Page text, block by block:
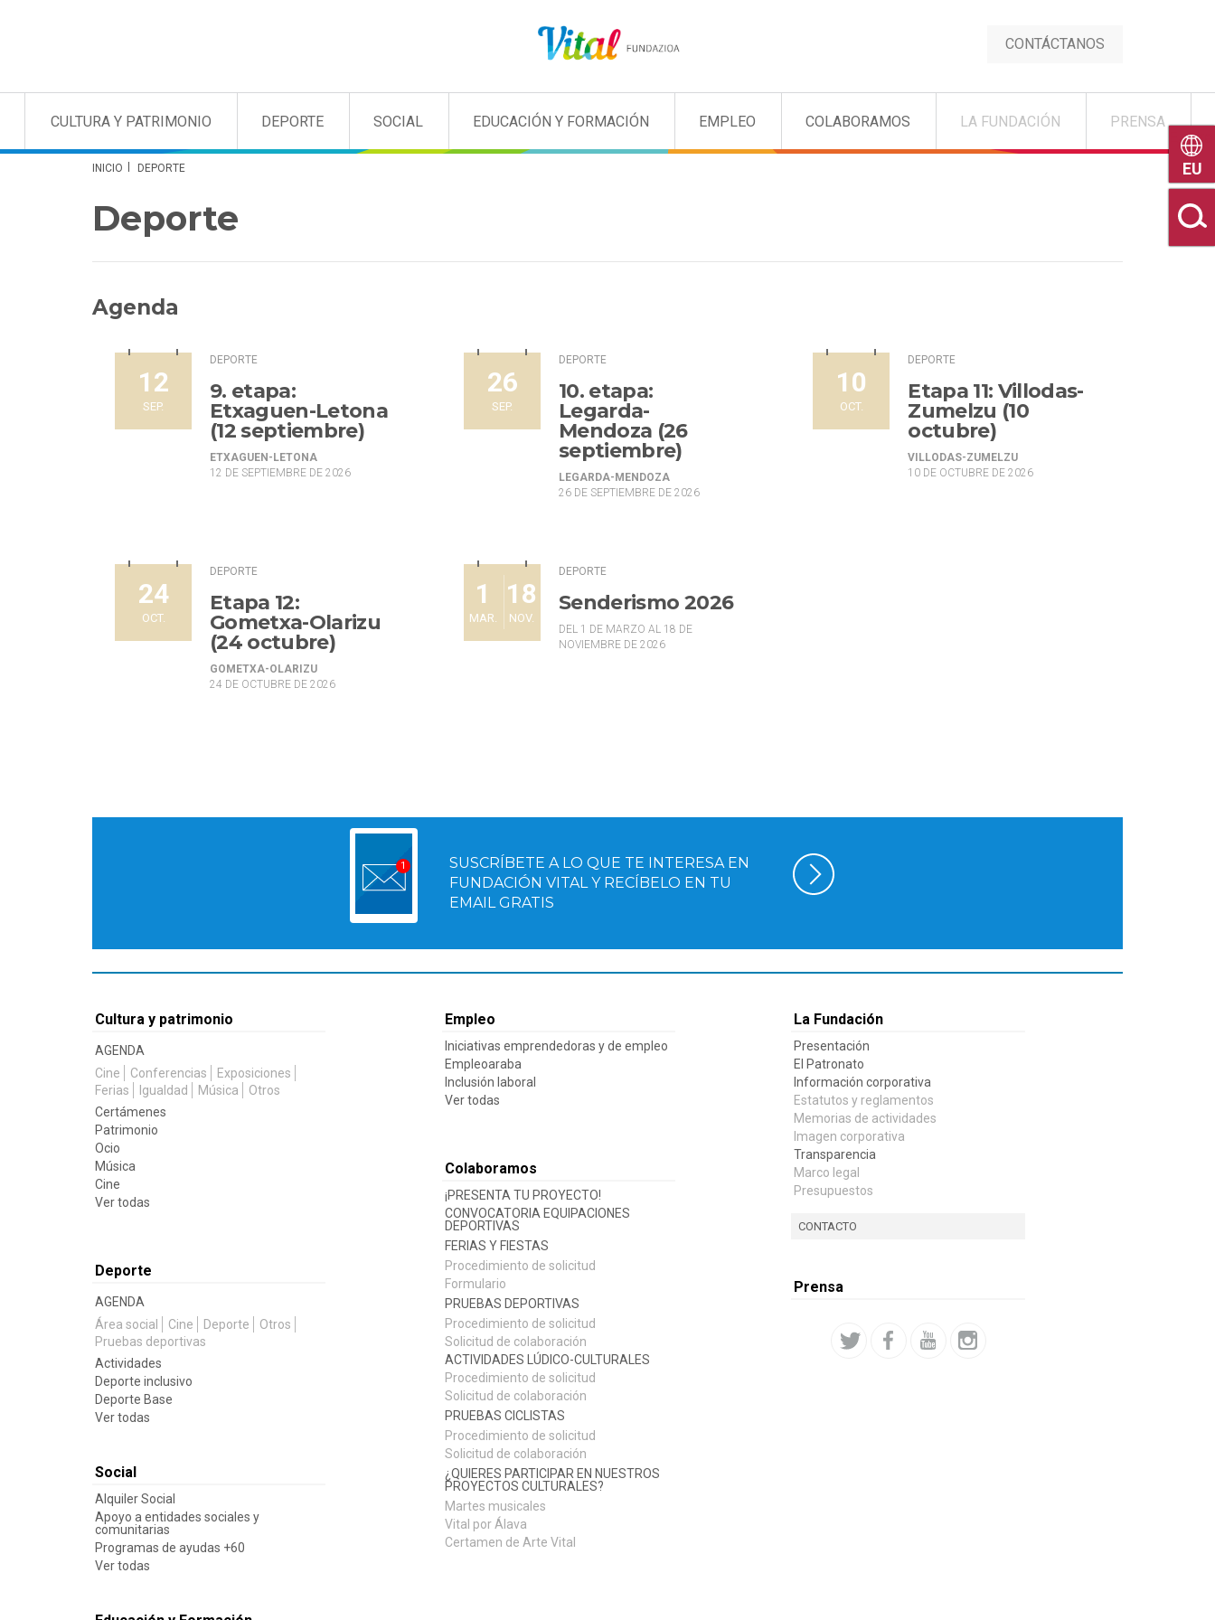
CONTÁCTANOS
CULTURA Y PATRIMONIO DEPORTE SOCIAL EDUCACIÓN Y FORMACIÓN EMPLEO COLABORAMOS LA FUNDACIÓN PRENSA
INICIO DEPORTE
Deporte
Agenda
12
SEP.
DEPORTE
9. etapa:
Etxaguen-Letona
(12 septiembre)
ETXAGUEN-LETONA
12 DE SEPTIEMBRE DE 2026
26
SEP.
DEPORTE
10. etapa:
Legarda-
Mendoza (26
septiembre)
LEGARDA-MENDOZA
26 DE SEPTIEMBRE DE 2026
10
OCT.
DEPORTE
Etapa 11: Villodas-
Zumelzu (10
octubre)
VILLODAS-ZUMELZU
10 DE OCTUBRE DE 2026
24
OCT.
DEPORTE
Etapa 12:
Gometxa-Olarizu
(24 octubre)
GOMETXA-OLARIZU
24 DE OCTUBRE DE 2026
1
MAR.
18
NOV.
DEPORTE
Senderismo 2026
DEL 1 DE MARZO AL 18 DE
NOVIEMBRE DE 2026
SUSCRÍBETE A LO QUE TE INTERESA EN
FUNDACIÓN VITAL Y RECÍBELO EN TU
EMAIL GRATIS
Cultura y patrimonio
AGENDA
Cine
Conferencias
Exposiciones
Ferias
Igualdad Música
Otros
Certámenes
Patrimonio
Ocio
Música
Cine
Ver todas
Deporte
AGENDA
Área social
Cine Deporte
Otros
Pruebas deportivas
Actividades
Deporte inclusivo
Deporte Base
Ver todas
Social
Alquiler Social
Apoyo a entidades sociales y
comunitarias
Programas de ayudas +60
Ver todas
Empleo
Iniciativas emprendedoras y de empleo
Empleoaraba
Inclusión laboral
Ver todas
Colaboramos
¡PRESENTA TU PROYECTO!
CONVOCATORIA EQUIPACIONES
DEPORTIVAS
FERIAS Y FIESTAS
Procedimiento de solicitud
Formulario
PRUEBAS DEPORTIVAS
Procedimiento de solicitud
Solicitud de colaboración
ACTIVIDADES LÚDICO-CULTURALES
Procedimiento de solicitud
Solicitud de colaboración
PRUEBAS CICLISTAS
Procedimiento de solicitud
Solicitud de colaboración
¿QUIERES PARTICIPAR EN NUESTROS
PROYECTOS CULTURALES?
Martes musicales
Vital por Álava
Certamen de Arte Vital
La Fundación
Presentación
El Patronato
Información corporativa
Estatutos y reglamentos
Memorias de actividades
Imagen corporativa
Transparencia
Marco legal
Presupuestos
CONTACTO
Prensa